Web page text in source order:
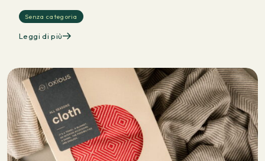
Senza categoria
Leggi di più